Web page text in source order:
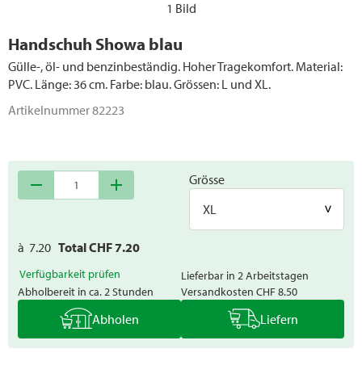
1 Bild
Handschuh Showa blau
Gülle-, öl- und benzinbeständig. Hoher Tragekomfort. Material:
PVC. Länge: 36 cm. Farbe: blau. Grössen: L und XL.
Artikelnummer82223
remove add
Grösse
XL
à 7.20 Total CHF7.20
Verfügbarkeit prüfen
Abholbereit in ca. 2 Stunden
Lieferbar in 2 Arbeitstagen
Versandkosten CHF 8.50
Abholen Liefern